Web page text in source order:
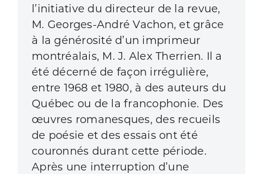
l’initiative du direc­teur de la revue,
M. Georges-André Vachon, et grâce
à la générosité d’un imprimeur
montréalais, M. J. Alex Therrien. Il a
été décerné de façon irrégu­lière,
entre 1968 et 1980, à des auteurs du
Québec ou de la francophonie. Des
œuvres romanesques, des recueils
de poésie et des essais ont été
couronnés durant cette période.
Après une interruption d’une